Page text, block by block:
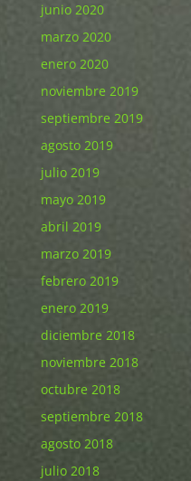
junio 2020
marzo 2020
enero 2020
noviembre 2019
septiembre 2019
agosto 2019
julio 2019
mayo 2019
abril 2019
marzo 2019
febrero 2019
enero 2019
diciembre 2018
noviembre 2018
octubre 2018
septiembre 2018
agosto 2018
julio 2018